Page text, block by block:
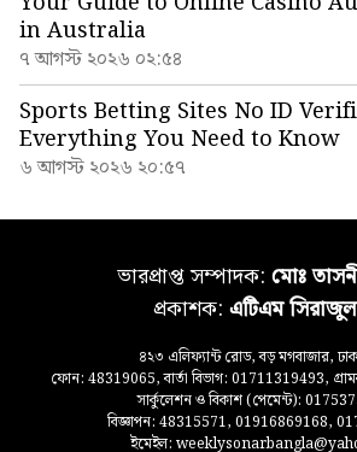
in Australia
৭ আগস্ট ২০২৬ ০২:৫৪
Sports Betting Sites No ID
Everything You Need to Know
৬ আগস্ট ২০২৬ ২০:৫৭
ভারপ্রাপ্ত সম্পাদক: মোঃ
প্রকাশক: এটিএম
৪২৩ এলিফ্যান্ট রোড, বড় মগবাজার,
ফোন: 48319065, বার্তা বিভাগ: 01711319493,
সার্কুলেশন ও বিকাশ (পেমেন্ট):
বিজ্ঞাপন: 48315571, 01916869168,
ইমেইল: